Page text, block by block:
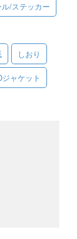
ル/ステッカー
しおり
ジャケット